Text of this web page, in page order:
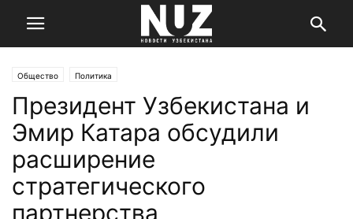
Общество Политика
Президент Узбекистана и
Эмир Катара обсудили
расширение
стратегического
партнерства